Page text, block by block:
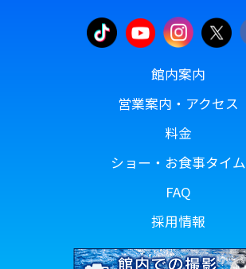
館内案内
営業案内・アクセス
料金
ショー・お食事タイム
FAQ
採用情報